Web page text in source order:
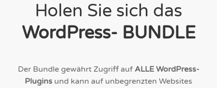
Holen Sie sich das
WordPress- BUNDLE
Der Bundle gewährt Zugriff aufALLE WordPress-
Plugins und kann auf unbegrenzten Websites